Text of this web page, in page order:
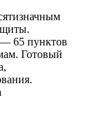
65 пунктов
Готовый